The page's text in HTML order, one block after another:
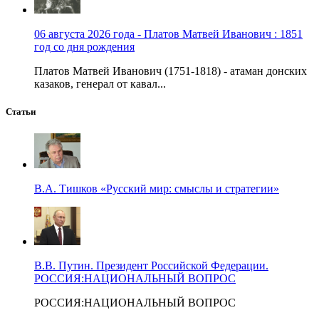
06 августа 2026 года - Платов Матвей Иванович : 1851
год со дня рождения
Платов Матвей Иванович (1751-1818) - атаман донских
казаков, генерал от кавал...
Статьи
В.А. Тишков «Русский мир: смыслы и стратегии»
В.В. Путин. Президент Российской Федерации.
РОССИЯ:НАЦИОНАЛЬНЫЙ ВОПРОС
РОССИЯ:НАЦИОНАЛЬНЫЙ ВОПРОС